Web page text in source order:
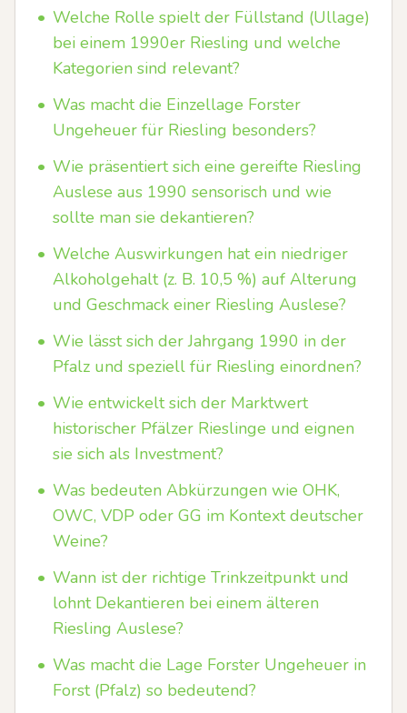
• Welche Rolle spielt der Füllstand (Ullage)
bei einem 1990er Riesling und welche
Kategorien sind relevant?
• Was macht die Einzellage Forster
Ungeheuer für Riesling besonders?
• Wie präsentiert sich eine gereifte Riesling
Auslese aus 1990 sensorisch und wie
sollte man sie dekantieren?
• Welche Auswirkungen hat ein niedriger
Alkoholgehalt (z. B. 10,5 %) auf Alterung
und Geschmack einer Riesling Auslese?
• Wie lässt sich der Jahrgang 1990 in der
Pfalz und speziell für Riesling einordnen?
• Wie entwickelt sich der Marktwert
historischer Pfälzer Rieslinge und eignen
sie sich als Investment?
• Was bedeuten Abkürzungen wie OHK,
OWC, VDP oder GG im Kontext deutscher
Weine?
• Wann ist der richtige Trinkzeitpunkt und
lohnt Dekantieren bei einem älteren
Riesling Auslese?
• Was macht die Lage Forster Ungeheuer in
Forst (Pfalz) so bedeutend?